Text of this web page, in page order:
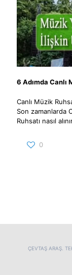
6 Adımda Canlı
Canlı Müzik
Son zamanlarda
Ruhsatı nasıl
0
ÇEVTAŞ ARAŞ.